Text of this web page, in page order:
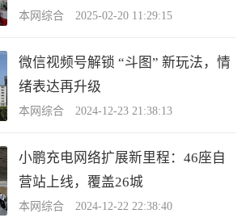
本网综合 2025-02-20 11:29:15
微信视频号解锁 “斗图” 新玩法，情
绪表达再升级
本网综合 2024-12-23 21:38:13
小鹏充电网络扩展新里程：46座自
营站上线，覆盖26城
本网综合 2024-12-22 22:38:40